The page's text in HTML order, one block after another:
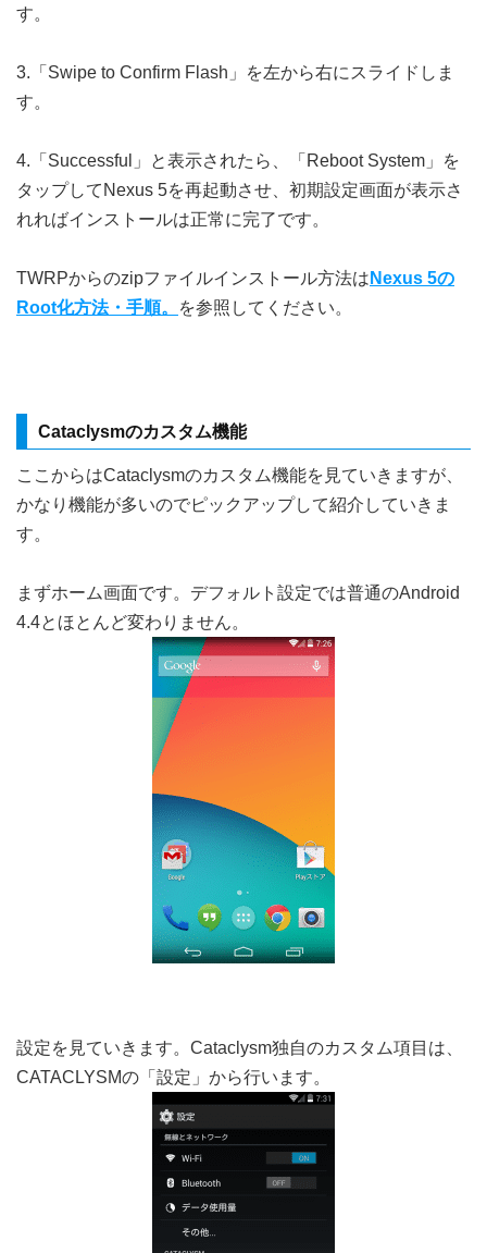
す。
3.「Swipe to Confirm Flash」を左から右にスライドしま
す。
4.「Successful」と表示されたら、「Reboot System」を
タップしてNexus 5を再起動させ、初期設定画面が表示さ
れればインストールは正常に完了です。
TWRPからのzipファイルインストール方法は Nexus 5の
Root化方法・手順。
を参照してください。
Cataclysmのカスタム機能
ここからはCataclysmのカスタム機能を見ていきますが、
かなり機能が多いのでピックアップして紹介していきま
す。
まずホーム画面です。デフォルト設定では普通のAndroid
4.4とほとんど変わりません。
設定を見ていきます。Cataclysm独自のカスタム項目は、
CATACLYSMの「設定」から行います。